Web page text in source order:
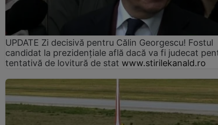
UPDATE Zi decisivă pentru Călin Georgescu! Fostul
candidat la prezidențiale află dacă va fi judecat
tentativă de lovitură de stat www.stirilekanald.ro